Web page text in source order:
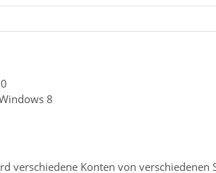
8
verschiedene Konten von